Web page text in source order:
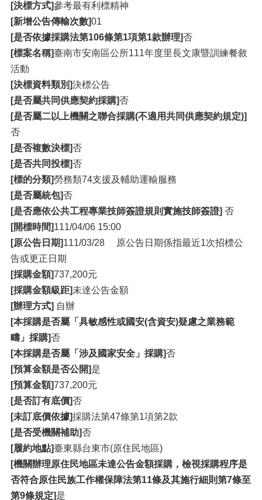
[決標方式]參考最有利標精神
[新增公告傳輸次數]01
[是否依據採購法第106條第1項第1款辦理]否
[標案名稱]臺南市安南區公所111年度里長文康暨訓練餐敘
活動
[決標資料類別]決標公告
[是否屬共同供應契約採購]否
[是否屬二以上機關之聯合採購(不適用共同供應契約規定)]
否
[是否複數決標]否
[是否共同投標]否
[標的分類]勞務類74支援及輔助運輸服務
[是否屬統包]否
[是否應依公共工程專業技師簽證規則實施技師簽證] 否
[開標時間]111/04/06 15:00
[原公告日期]111/03/28 原公告日期係指最近1次招標公
告或更正日期
[採購金額]737,200元
[採購金額級距]未達公告金額
[辦理方式] 自辦
[本採購是否屬「具敏感性或國安(含資安)疑慮之業務範
疇」採購]否
[本採購是否屬「涉及國家安全」採購]否
[預算金額是否公開]是
[預算金額]737,200元
[是否訂有底價]否
[未訂底價依據]採購法第47條第1項第2款
[是否受機關補助]否
[履約地點]臺東縣台東市(原住民地區)
[機關辦理原住民地區未達公告金額採購，檢視採購程序是
否符合原住民族工作權保障法第11條及其施行細則第7條至
第9條規定]是